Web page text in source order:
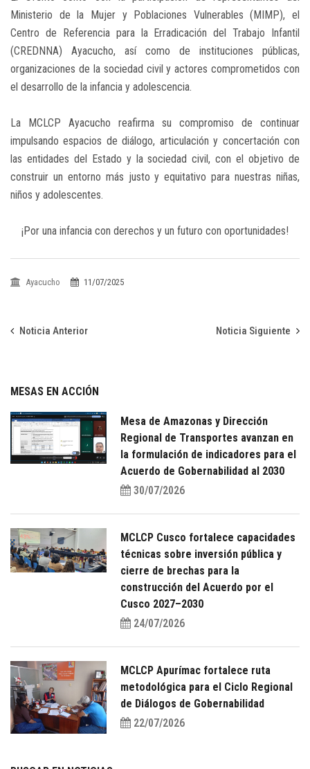
Ministerio de la Mujer y Poblaciones Vulnerables (MIMP), el
Centro de Referencia para la Erradicación del Trabajo Infantil
(CREDNNA) Ayacucho, así como de instituciones públicas,
organizaciones de la sociedad civil y actores comprometidos con
el desarrollo de la infancia y adolescencia.
La MCLCP Ayacucho reafirma su compromiso de continuar
impulsando espacios de diálogo, articulación y concertación con
las entidades del Estado y la sociedad civil, con el objetivo de
construir un entorno más justo y equitativo para nuestras niñas,
niños y adolescentes.
¡Por una infancia con derechos y un futuro con oportunidades!
Ayacucho 11/07/2025
Noticia Anterior Noticia Siguiente
MESAS EN ACCIÓN
Mesa de Amazonas y Dirección
Regional de Transportes avanzan en
la formulación de indicadores para el
Acuerdo de Gobernabilidad al 2030
30/07/2026
MCLCP Cusco fortalece capacidades
técnicas sobre inversión pública y
cierre de brechas para la
construcción del Acuerdo por el
Cusco 2027–2030
24/07/2026
MCLCP Apurímac fortalece ruta
metodológica para el Ciclo Regional
de Diálogos de Gobernabilidad
22/07/2026